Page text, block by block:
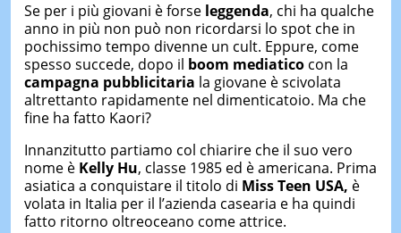
Se per i più giovani è forseleggenda, chi ha qualche
anno in più non può non ricordarsi lo spot che in
pochissimo tempo divenne un cult. Eppure, come
spesso succede, dopo il boom mediaticocon la
campagna pubblicitaria la giovane è scivolata
altrettanto rapidamente nel dimenticatoio. Ma che
fine ha fatto Kaori?
Innanzitutto partiamo col chiarire che il suo vero
nome è Kelly Hu, classe 1985 ed è americana. Prima
asiatica a conquistare il titolo di Miss Teen USA, è
volata in Italia per il l’azienda casearia e ha quindi
fatto ritorno oltreoceano come attrice.